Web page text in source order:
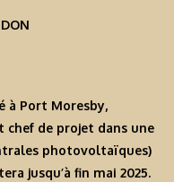
à Port Moresby,
chef de projet dans une
photovoltaïques)
jusqu’à fin mai 2025.